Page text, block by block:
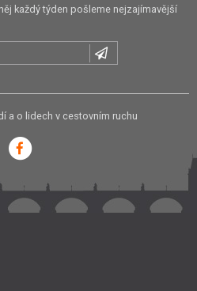
každý týden pošleme nejzajímavější
a o lidech v cestovním ruchu